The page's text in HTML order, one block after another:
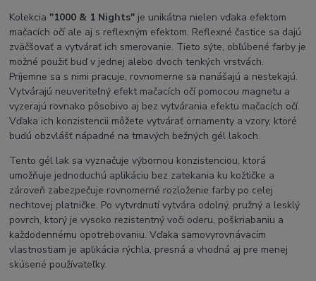
Kolekcia"1000 & 1 Nights" je unikátna nielen vďaka efektom
mačacích očí ale aj s reflexným efektom. Reflexné častice sa dajú
zväčšovať a vytvárať ich smerovanie. Tieto sýte, obľúbené farby je
možné použiť buď v jednej alebo dvoch tenkých vrstvách.
Príjemne sa s nimi pracuje, rovnomerne sa nanášajú a nestekajú.
Vytvárajú neuveriteľný efekt mačacích očí pomocou magnetu a
vyzerajú rovnako pôsobivo aj bez vytvárania efektu mačacích očí.
Vďaka ich konzistencii môžete vytvárať ornamenty a vzory, ktoré
budú obzvlášť nápadné na tmavých bežných gél lakoch.
Tento gél lak sa vyznačuje výbornou konzistenciou, ktorá
umožňuje jednoduchú aplikáciu bez zatekania ku kožtičke a
zároveň zabezpečuje rovnomerné rozloženie farby po celej
nechtovej platničke. Po vytvrdnutí vytvára odolný, pružný a lesklý
povrch, ktorý je vysoko rezistentný voči oderu, poškriabaniu a
každodennému opotrebovaniu. Vďaka samovyrovnávacím
vlastnostiam je aplikácia rýchla, presná a vhodná aj pre menej
skúsené používateľky.